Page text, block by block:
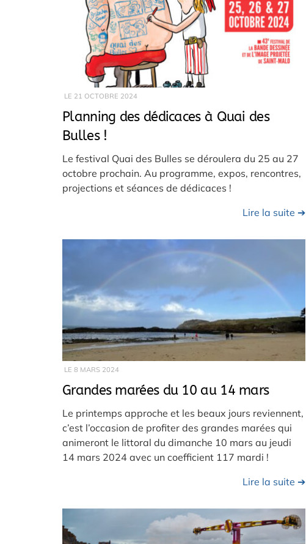
LE 21 OCTOBRE 2024
Planning des dédicaces à Quai des
Bulles !
Le festival Quai des Bulles se déroulera du 25 au 27
octobre prochain. Au programme, expos, rencontres,
projections et séances de dédicaces !
Lire la suite ➔
LE 8 MARS 2024
Grandes marées du 10 au 14 mars
Le printemps approche et les beaux jours reviennent,
c’est l’occasion de profiter des grandes marées qui
animeront le littoral du dimanche 10 mars au jeudi
14 mars 2024 avec un coefficient 117 mardi !
Lire la suite ➔